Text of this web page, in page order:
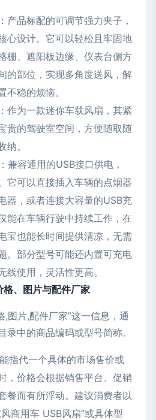
产品标配的可调节强力夹子，
心设计。它可以轻松且牢固地
栅、遮阳板边缘、仪表台侧方
的部位，实现多角度送风，解
不稳的烦恼。
：作为一款迷你车载风扇，其紧
贵的驾驶室空间，方便随取随
纳。
兼容通用的USB接口供电，
它可以直接插入车辆的点烟器
器，或者连接大容量的USB充
能在车辆行驶中持续工作，在
宝也能长时间提供清凉，无需
。部分型号可能还内置可充电
线使用，灵活性更高。
、图片与配件厂家
图片,配件厂家”这一信息，通
录中的商品编码或型号简称。
能指代一个具体的市场售价或
，价格会根据销售平台、促销
餐而有所浮动。建议消费者以
商用车 USB风扇”或具体型